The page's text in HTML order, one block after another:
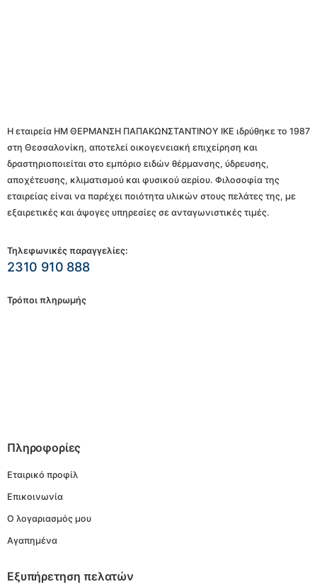
Η εταιρεία ΗΜ ΘΕΡΜΑΝΣΗ ΠΑΠΑΚΩΝΣΤΑΝΤΙΝΟΥ ΙΚΕ ιδρύθηκε το 1987
στη Θεσσαλονίκη, αποτελεί οικογενειακή επιχείρηση και
δραστηριοποιείται στο εμπόριο ειδών θέρμανσης, ύδρευσης,
αποχέτευσης, κλιματισμού και φυσικού αερίου. Φιλοσοφία της
εταιρείας είναι να παρέχει ποιότητα υλικών στους πελάτες της, με
εξαιρετικές και άψογες υπηρεσίες σε ανταγωνιστικές τιμές.
Τηλεφωνικές παραγγελίες:
2310 910 888
Τρόποι πληρωμής
Πληροφορίες
Εταιρικό προφίλ
Επικοινωνία
Ο λογαριασμός μου
Αγαπημένα
Εξυπήρετηση πελατών